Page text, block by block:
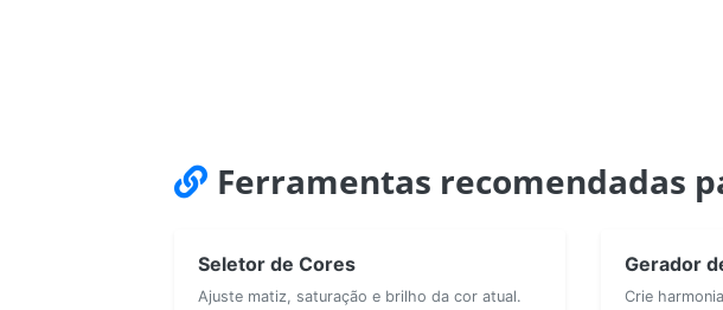
Ferramentas recomendadas
Seletor de Cores
Ajuste matiz, saturação e brilho da cor atual.
Gerador
Crie